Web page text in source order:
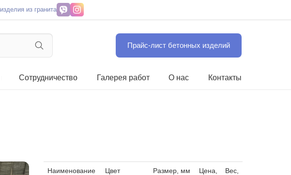
изделия из гранита
Прайс-лист бетонных изделий
Сотрудничество Галерея работ О нас Контакты
Наименование Цвет Размер, мм
Цена,
Вес,